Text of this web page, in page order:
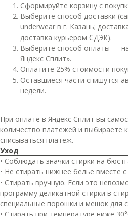
Сформируйте корзину с
Выберите способ доставки
underwear в г. Казань;
доставка курьером СДЭК).
Выберите способ оплаты —
Яндекс Сплит».
Оплатите 25% стоимости
Оставшиеся части спишутся
недели.
При оплате в Яндекс Сплит вы
количество платежей и выбираете
списываться платеж.
Уход
• Соблюдать значки стирки на
• Не стирать нижнее белье вместе
• Стирать вручную. Если это
программу деликатной стирки в
специальные порошки и мешок для